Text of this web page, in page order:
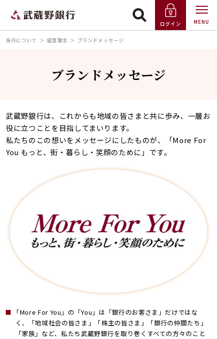
ログイン MENU
当行について 経営理念 ブランドメッセージ
ブランドメッセージ
武蔵野銀行は、これからも地域の皆さまと共に歩み、一層お
役に立つことを目指してまいります。
私たちのこの想いをメッセージにしたものが、「More For
You もっと、街・暮らし・笑顔のために」です。
「More For You」の「You」は「銀行のお客さま」だけではな
く、「地域社会の皆さま」「株主の皆さま」「銀行の仲間たち」
「家族」など、私たち武蔵野銀行を取り巻くすべての方々のこと